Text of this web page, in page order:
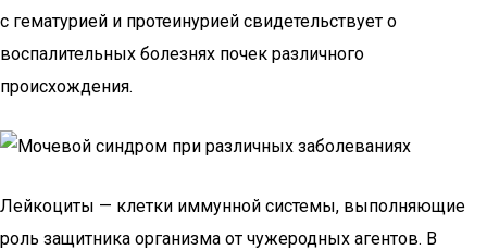
с гематурией и протеинурией свидетельствует о
воспалительных болезнях почек различного
происхождения.
Лейкоциты — клетки иммунной системы, выполняющие
роль защитника организма от чужеродных агентов. В